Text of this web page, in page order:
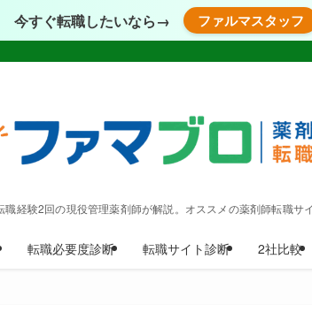
今すぐ転職したいなら→ ファルマスタッフ
経験2回の現役管理薬剤師が解説。オススメの薬剤師転職サ
転職必要度診断 転職サイト診断 2社比較